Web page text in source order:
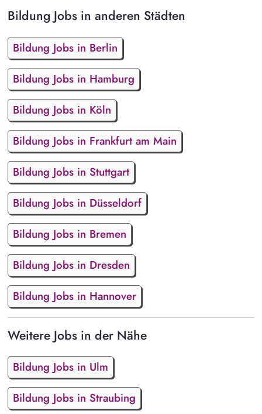
Bildung Jobs in anderen Städten
Bildung Jobs in Berlin
Bildung Jobs in Hamburg
Bildung Jobs in Köln
Bildung Jobs in Frankfurt am Main
Bildung Jobs in Stuttgart
Bildung Jobs in Düsseldorf
Bildung Jobs in Bremen
Bildung Jobs in Dresden
Bildung Jobs in Hannover
Weitere Jobs in der Nähe
Bildung Jobs in Ulm
Bildung Jobs in Straubing